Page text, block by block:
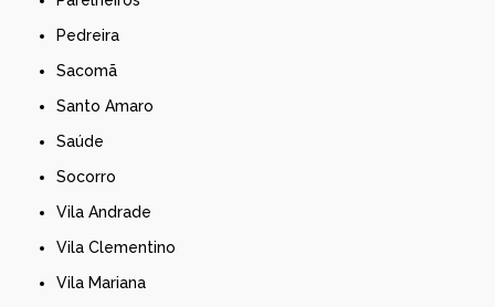
Pedreira
Sacomã
Santo Amaro
Saúde
Socorro
Vila Andrade
Vila Clementino
Vila Mariana